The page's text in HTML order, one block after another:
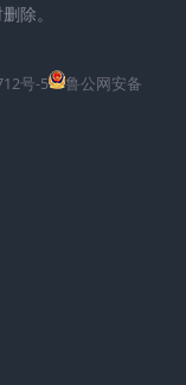
除。
号-5
鲁公网安备